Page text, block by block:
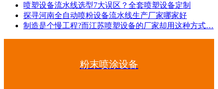
喷塑设备流水线选型7大误区？全套喷塑设备定制
探寻河南全自动喷粉设备流水线生产厂家哪家好
制造是个慢工程?而江苏喷塑设备的厂家却用这种方式…
粉末喷涂设备